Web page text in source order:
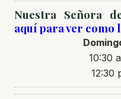
Nuestra Señora
aquí para ver como
10:30
12:30